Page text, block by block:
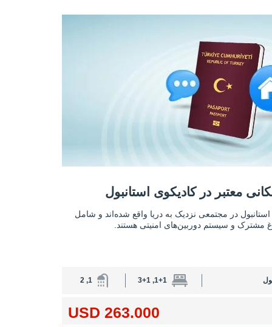
معتبر در کادیکوی استانبول 2
معتبر در کادیکوی استانبول
استانبول در مجتمعی نزدیک به دریا واقع شده‌اند و شامل
مشترک و سیستم دوربین‌های امنیتی هستند.
1+1, 3+1
1, 2
263.000 USD